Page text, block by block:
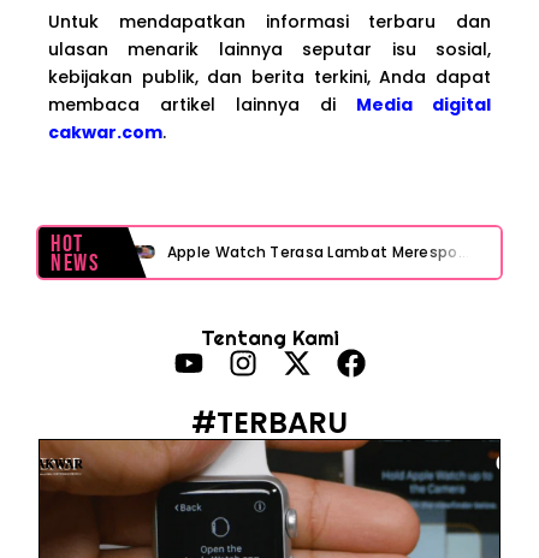
Untuk mendapatkan informasi terbaru dan
ulasan menarik lainnya seputar isu sosial,
kebijakan publik, dan berita terkini, Anda dapat
membaca artikel lainnya di Media digital
cakwar.com.
Hot
News Apple Watch Terasa Lambat Merespons? Cek Dulu Sebelum Reset atau Servis
Prabowo Sebut ‘Londo Ireng’, Ray Rangkuti Desak DPR Bersikap, Ini Ulasan Politiknya
Tentang Kami
#TERBARU